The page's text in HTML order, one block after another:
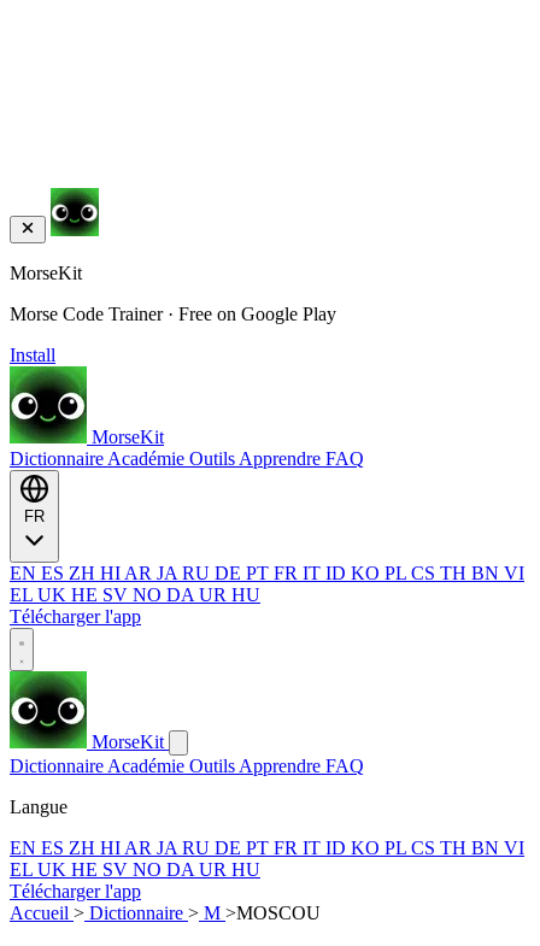
MorseKit
Morse Code Trainer · Free on Google Play
Install
MorseKit
Dictionnaire Académie Outils Apprendre FAQ
EN ES ZH HI AR JA RU DE PT FR IT ID KO PL CS TH BN VI
EL UK HE SV NO DA UR HU
Télécharger l'app
MorseKit
Dictionnaire Académie Outils Apprendre FAQ
Langue
EN ES ZH HI AR JA RU DE PT FR IT ID KO PL CS TH BN VI
EL UK HE SV NO DA UR HU
Télécharger l'app
Accueil > Dictionnaire > M >MOSCOU